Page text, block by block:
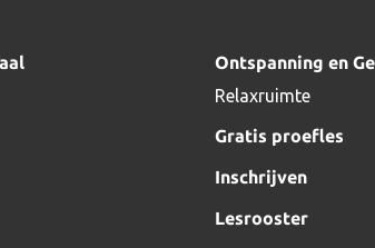
Ontspanning en
Relaxruimte
Gratis proefles
Inschrijven
Lesrooster